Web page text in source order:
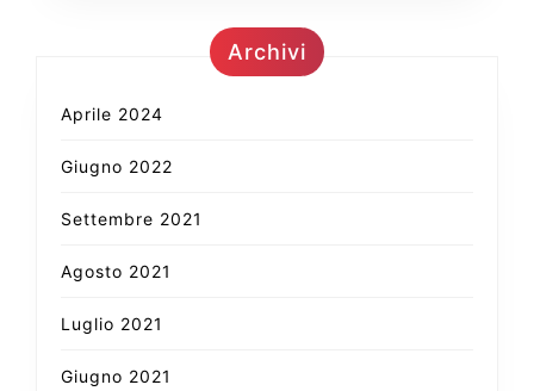
Archivi
Aprile 2024
Giugno 2022
Settembre 2021
Agosto 2021
Luglio 2021
Giugno 2021